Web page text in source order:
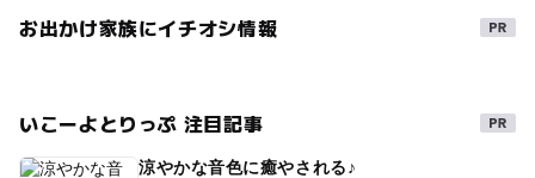
お出かけ家族にイチオシ情報
いこーよとりっぷ 注目記事
涼やかな音色に癒やされる♪